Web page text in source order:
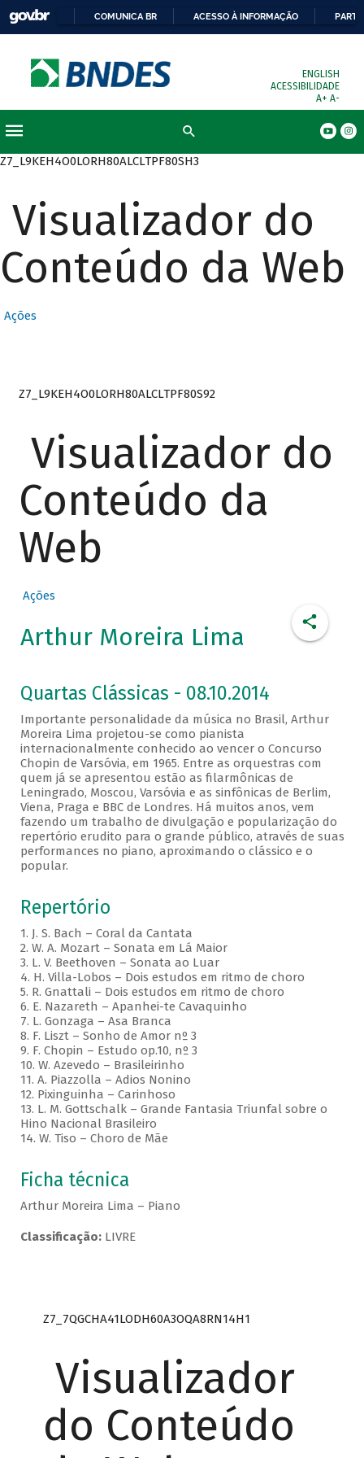
COMUNICA BR ACESSO À INFORMAÇÃO
ENGLISH
ACESSIBILIDADE
A+ A-
Z7_L9KEH4O0LORH80ALCLTPF80SH3
Visualizador do
Conteúdo da Web
Ações
Z7_L9KEH4O0LORH80ALCLTPF80S92
Visualizador do
Conteúdo da
Web
Ações
Arthur Moreira Lima
Quartas Clássicas - 08.10.2014
Importante personalidade da música no Brasil, Arthur
Moreira Lima projetou-se como pianista
internacionalmente conhecido ao vencer o Concurso
Chopin de Varsóvia, em 1965. Entre as orquestras com
quem já se apresentou estão as filarmônicas de
Leningrado, Moscou, Varsóvia e as sinfônicas de Berlim,
Viena, Praga e BBC de Londres. Há muitos anos, vem
fazendo um trabalho de divulgação e popularização do
repertório erudito para o grande público, através de suas
performances no piano, aproximando o clássico e o
popular.
Repertório
1. J. S. Bach – Coral da Cantata
2. W. A. Mozart – Sonata em Lá Maior
3. L. V. Beethoven – Sonata ao Luar
4. H. Villa-Lobos – Dois estudos em ritmo de choro
5. R. Gnattali – Dois estudos em ritmo de choro
6. E. Nazareth – Apanhei-te Cavaquinho
7. L. Gonzaga – Asa Branca
8. F. Liszt – Sonho de Amor nº 3
9. F. Chopin – Estudo op.10, nº 3
10. W. Azevedo – Brasileirinho
11. A. Piazzolla – Adios Nonino
12. Pixinguinha – Carinhoso
13. L. M. Gottschalk – Grande Fantasia Triunfal sobre o
Hino Nacional Brasileiro
14. W. Tiso – Choro de Mãe
Ficha técnica
Arthur Moreira Lima – Piano
Classificação:LIVRE
Z7_7QGCHA41LODH60A3OQA8RN14H1
Visualizador
do Conteúdo